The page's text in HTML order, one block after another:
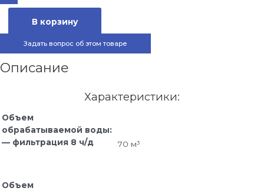
В корзину
Задать вопрос об этом товаре
Описание
Характеристики:
Объем
обрабатываемой воды:
— фильтрация 8 ч/д
70 м³
Объем